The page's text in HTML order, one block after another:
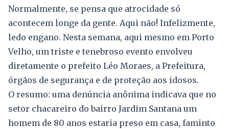
Normalmente, se pensa que atrocidade só
acontecem longe da gente. Aqui não! Infelizmente,
ledo engano. Nesta semana, aqui mesmo em Porto
Velho, um triste e tenebroso evento envolveu
diretamente o prefeito Léo Moraes, a Prefeitura,
órgãos de segurança e de proteção aos idosos.
O resumo: uma denúncia anônima indicava que no
setor chacareiro do bairro Jardim Santana um
homem de 80 anos estaria preso em casa, faminto